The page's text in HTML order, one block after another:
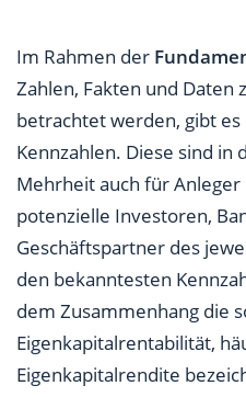
Eigenkapitalrentabilität?
Welche
So funktioniert die
Eigenkapitalrentabilität
Was ist der Leverage
Was sind Nachteile der
Eigenkapitalrentabilität?
Was gilt bezüglich der
Im Rahmen der
Zahlen, Fakten und Daten
betrachtet werden, gibt es
Kennzahlen. Diese sind in
Mehrheit auch für
potenzielle Investoren,
Geschäftspartner des
den bekanntesten
dem Zusammenhang die
Eigenkapitalrentabilität,
Eigenkapitalrendite